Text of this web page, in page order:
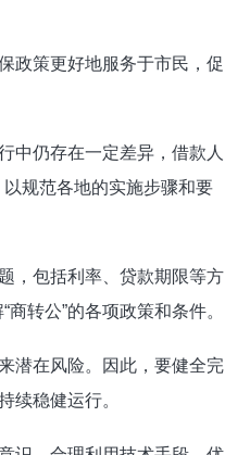
政策更好地服务于市民，促
中仍存在一定差异，借款人
规范各地的实施步骤和要
，包括利率、贷款期限等方
转公”的各项政策和条件。
潜在风险。因此，要健全完
续稳健运行。